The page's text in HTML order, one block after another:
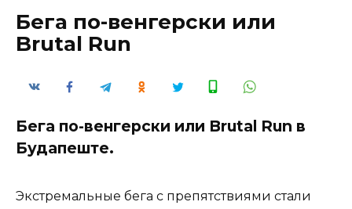
Бега по-венгерски или
Brutal Run
Бега по-венгерски или Brutal Run в
Будапеште.
Экстремальные бега с препятствиями стали